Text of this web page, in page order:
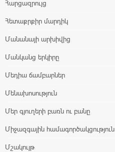
Հարցազրույց
Հետաքրքիր մարդիկ
Մանանայի արխիվից
Մանկանց երկիրը
Մեդիա ճամբարներ
Մենախոսություն
Մեր գյուղերի բառն ու բանը
Միջազգային համագործակցություն
Մշակույթ